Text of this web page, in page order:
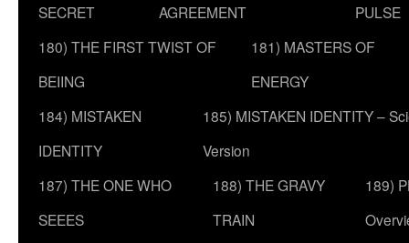
SECRET
AGREEMENT
PULSE
180) THE FIRST TWIST OF
BEIING
181) MASTERS OF
ENERGY
184) MISTAKEN
IDENTITY
185) MISTAKEN IDENTITY –
Version
187) THE ONE WHO
SEEES
188) THE GRAVY
TRAIN
189)